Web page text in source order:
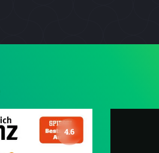
4.6